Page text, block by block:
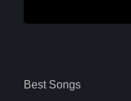
Best Songs